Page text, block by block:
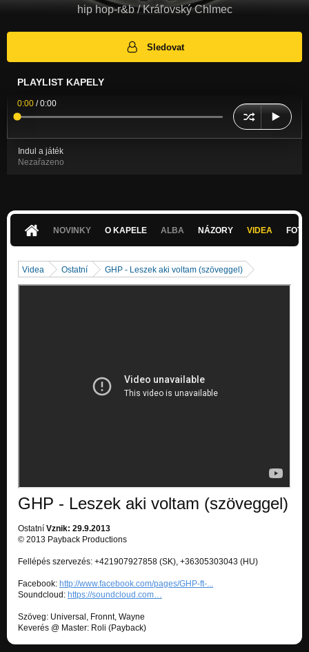
hip hop-r&b / Kráľovský Chlmec
Sledovat
PLAYLIST KAPELY
0:00 /0:00
Indul a játék
Nezařazeno
NOVINKY O KAPELE ALBA NÁZORY VIDEA
Videa Ostatní GHP - Leszek aki voltam (szöveggel)
GHP - Leszek aki voltam (szöveggel)
Ostatní Vznik: 29.9.2013
© 2013 Payback Productions
Fellépés szervezés: +421907927858 (SK), +36305303043 (HU)
Facebook: http://www.facebook.com/pages/GHP-ft-...
Soundcloud: https://soundcloud.com…
Szöveg: Universal, Fronnt, Wayne
Keverés @ Master: Roli (Payback)